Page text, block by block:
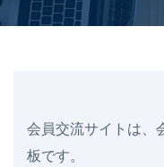
会員交流サイトは、
板です。